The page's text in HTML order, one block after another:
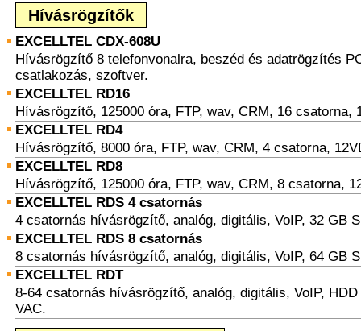
Hívásrögzítők
EXCELLTEL CDX-608U
Hívásrögzítő 8 telefonvonalra, beszéd és adatrögzítés
csatlakozás, szoftver.
EXCELLTEL RD16
Hívásrögzítő, 125000 óra, FTP, wav, CRM, 16 csatorna,
EXCELLTEL RD4
Hívásrögzítő, 8000 óra, FTP, wav, CRM, 4 csatorna,
EXCELLTEL RD8
Hívásrögzítő, 125000 óra, FTP, wav, CRM, 8 csatorna,
EXCELLTEL RDS 4 csatornás
4 csatornás hívásrögzítő, analóg, digitális, VoIP, 32 GB
EXCELLTEL RDS 8 csatornás
8 csatornás hívásrögzítő, analóg, digitális, VoIP, 64 GB
EXCELLTEL RDT
8-64 csatornás hívásrögzítő, analóg, digitális, VoIP,
VAC.